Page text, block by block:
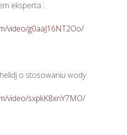
eksperta :
video/g0aaJ16NT2Oo/
o stosowaniu wody
video/sxpkK8xnY7MO/